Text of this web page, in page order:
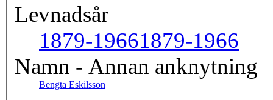
Levnadsår
1879-19661879-1966
Namn - Annan anknytning
Bengta Eskilsson